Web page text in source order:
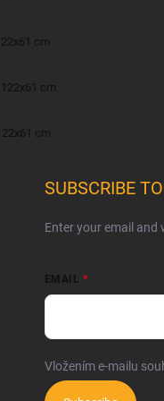
cm
cm
cm
SUBSCRIBE
Enter your email
EMAIL
Vložením e-mailu